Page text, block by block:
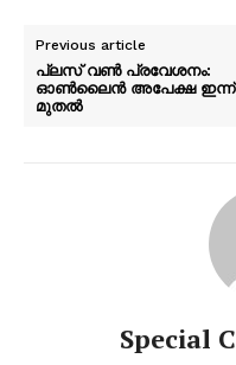
Previous article
പ്ലസ് വൺ പ്രവേശനം:
ഓൺലൈൻ അപേക്ഷ ഇന്ന്
മുതൽ
Special